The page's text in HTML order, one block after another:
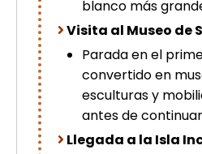
blanco más
Visita al Museo de
Parada en el
convertido en
esculturas y
antes de
Llegada a la Isla